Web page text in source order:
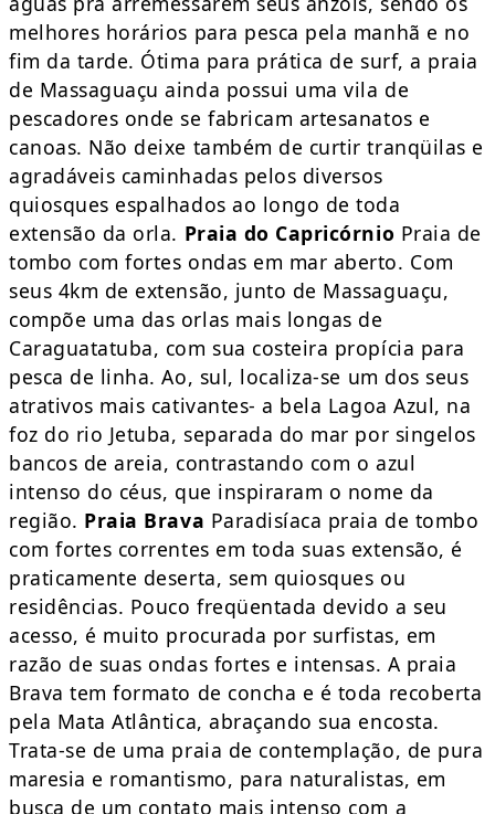
melhores horários para pesca pela manhã e no
fim da tarde. Ótima para prática de surf, a praia
de Massaguaçu ainda possui uma vila de
pescadores onde se fabricam artesanatos e
canoas. Não deixe também de curtir tranqüilas e
agradáveis caminhadas pelos diversos
quiosques espalhados ao longo de toda
extensão da orla. Praia do Capricórnio Praia de
tombo com fortes ondas em mar aberto. Com
seus 4km de extensão, junto de Massaguaçu,
compõe uma das orlas mais longas de
Caraguatatuba, com sua costeira propícia para
pesca de linha. Ao, sul, localiza-se um dos seus
atrativos mais cativantes- a bela Lagoa Azul, na
foz do rio Jetuba, separada do mar por singelos
bancos de areia, contrastando com o azul
intenso do céus, que inspiraram o nome da
região. Praia Brava Paradisíaca praia de tombo
com fortes correntes em toda suas extensão, é
praticamente deserta, sem quiosques ou
residências. Pouco freqüentada devido a seu
acesso, é muito procurada por surfistas, em
razão de suas ondas fortes e intensas. A praia
Brava tem formato de concha e é toda recoberta
pela Mata Atlântica, abraçando sua encosta.
Trata-se de uma praia de contemplação, de pura
maresia e romantismo, para naturalistas, em
busca de um contato mais intenso com a